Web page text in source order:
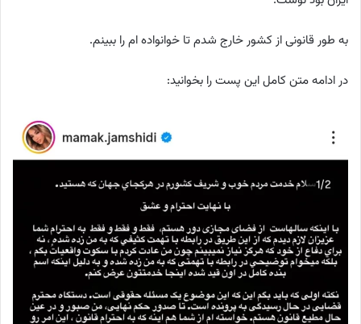
به طور قانونی از کشور خارج شدم تا خوانواده ام را ببینم.
در ادامه متن کامل این پست را بخوانید: